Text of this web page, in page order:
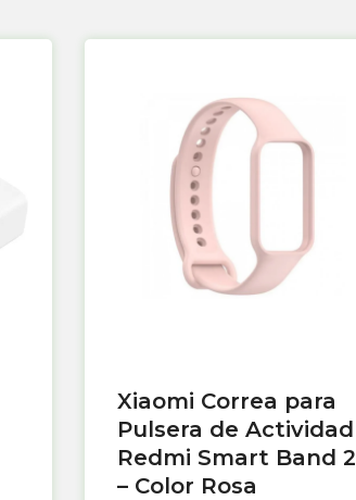
Xiaomi Correa para
Pulsera de Actividad
Redmi Smart Band 2
– Color Rosa